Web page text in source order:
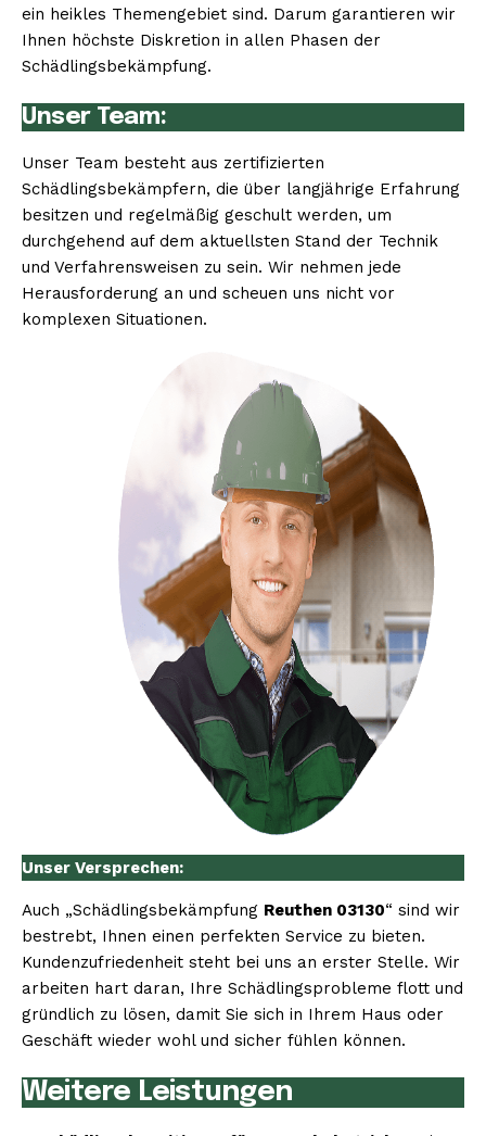
ein heikles Themengebiet sind. Darum garantieren wir
Ihnen höchste Diskretion in allen Phasen der
Schädlingsbekämpfung.
Unser Team:
Unser Team besteht aus zertifizierten
Schädlingsbekämpfern, die über langjährige Erfahrung
besitzen und regelmäßig geschult werden, um
durchgehend auf dem aktuellsten Stand der Technik
und Verfahrensweisen zu sein. Wir nehmen jede
Herausforderung an und scheuen uns nicht vor
komplexen Situationen.
Unser Versprechen:
Auch „Schädlingsbekämpfung Reuthen 03130“ sind wir
bestrebt, Ihnen einen perfekten Service zu bieten.
Kundenzufriedenheit steht bei uns an erster Stelle. Wir
arbeiten hart daran, Ihre Schädlingsprobleme flott und
gründlich zu lösen, damit Sie sich in Ihrem Haus oder
Geschäft wieder wohl und sicher fühlen können.
Weitere Leistungen